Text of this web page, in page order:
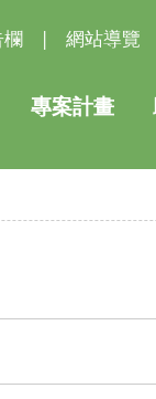
| 網站導覽
專案計畫